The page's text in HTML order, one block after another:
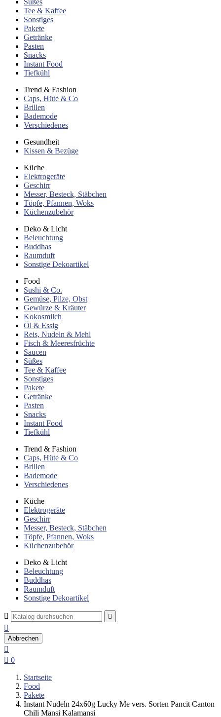
Süßes
Tee & Kaffee
Sonstiges
Pakete
Getränke
Pasten
Snacks
Instant Food
Tiefkühl
Trend & Fashion
Caps, Hüte & Co
Brillen
Bademode
Verschiedenes
Gesundheit
Kissen & Bezüge
Küche
Elektrogeräte
Geschirr
Messer, Besteck, Stäbchen
Töpfe, Pfannen, Woks
Küchenzubehör
Deko & Licht
Beleuchtung
Buddhas
Raumduft
Sonstige Dekoartikel
Food
Sushi & Co.
Gemüse, Pilze, Obst
Gewürze & Kräuter
Kokosmilch
Öl & Essig
Reis, Nudeln & Mehl
Fisch & Meeresfrüchte
Saucen
Süßes
Tee & Kaffee
Sonstiges
Pakete
Getränke
Pasten
Snacks
Instant Food
Tiefkühl
Trend & Fashion
Caps, Hüte & Co
Brillen
Bademode
Verschiedenes
Küche
Elektrogeräte
Geschirr
Messer, Besteck, Stäbchen
Töpfe, Pfannen, Woks
Küchenzubehör
Deko & Licht
Beleuchtung
Buddhas
Raumduft
Sonstige Dekoartikel
 

Abbrechen

 0
Startseite
Food
Pakete
Instant Nudeln 24x60g Lucky Me vers. Sorten Pancit Canton
Chili Mansi Kalamansi